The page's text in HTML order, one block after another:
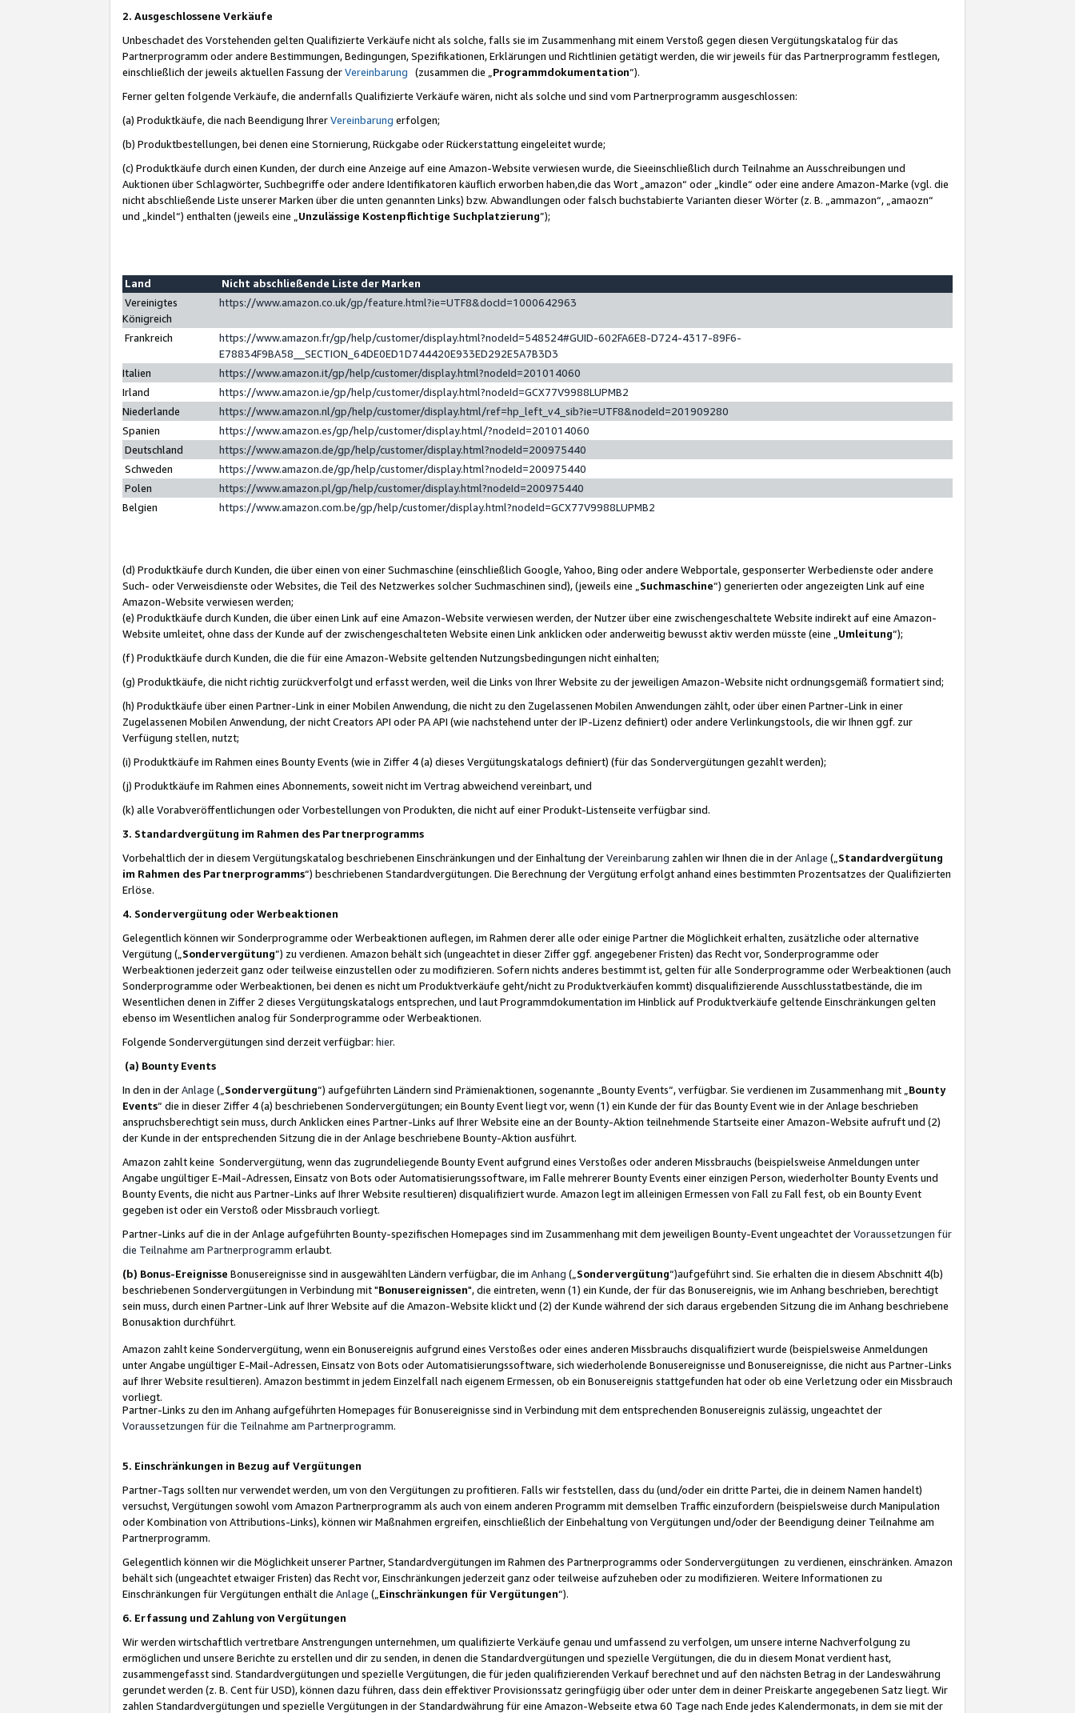
2. Ausgeschlossene Verkäufe
Unbeschadet des Vorstehenden gelten Qualifizierte Verkäufe nicht als solche, falls sie im Zusammenhang mit einem Verstoß gegen diesen Vergütungskatalog für das
Partnerprogramm oder andere Bestimmungen, Bedingungen, Spezifikationen, Erklärungen und Richtlinien getätigt werden, die wir jeweils für das Partnerprogramm festlegen,
einschließlich der jeweils aktuellen Fassung derVereinbarung (zusammen die „ Programmdokumentation“).
Ferner gelten folgende Verkäufe, die andernfalls Qualifizierte Verkäufe wären, nicht als solche und sind vom Partnerprogramm ausgeschlossen:
(a) Produktkäufe, die nach Beendigung IhrerVereinbarung erfolgen;
(b) Produktbestellungen, bei denen eine Stornierung, Rückgabe oder Rückerstattung eingeleitet wurde;
(c) Produktkäufe durch einen Kunden, der durch eine Anzeige auf eine Amazon-Website verwiesen wurde, die Sieeinschließlich durch Teilnahme an Ausschreibungen und
Auktionen über Schlagwörter, Suchbegriffe oder andere Identifikatoren käuflich erworben haben,die das Wort „amazon“ oder „kindle“ oder eine andere Amazon-Marke (vgl. die
nicht abschließende Liste unserer Marken über die unten genannten Links) bzw. Abwandlungen oder falsch buchstabierte Varianten dieser Wörter (z. B. „ammazon“, „amaozn“
und „kindel“) enthalten (jeweils eine „ Unzulässige Kostenpflichtige Suchplatzierung”);
Land
Nicht abschließende Liste der Marken
Vereinigtes
Königreich
https://www.amazon.co.uk/gp/feature.html?ie=UTF8&docId=1000642963
Frankreich
https://www.amazon.fr/gp/help/customer/display.html?nodeId=548524#GUID-602FA6E8-D724-4317-89F6-
E78834F9BA58__SECTION_64DE0ED1D744420E933ED292E5A7B3D3
Italien
https://www.amazon.it/gp/help/customer/display.html?nodeId=201014060
Irland
https://www.amazon.ie/gp/help/customer/display.html?nodeId=GCX77V9988LUPMB2
Niederlande
https://www.amazon.nl/gp/help/customer/display.html/ref=hp_left_v4_sib?ie=UTF8&nodeId=201909280
Spanien
https://www.amazon.es/gp/help/customer/display.html/?nodeId=201014060
Deutschland
https://www.amazon.de/gp/help/customer/display.html?nodeId=200975440
Schweden
https://www.amazon.de/gp/help/customer/display.html?nodeId=200975440
Polen
https://www.amazon.pl/gp/help/customer/display.html?nodeId=200975440
Belgien
https://www.amazon.com.be/gp/help/customer/display.html?nodeId=GCX77V9988LUPMB2
(d) Produktkäufe durch Kunden, die über einen von einer Suchmaschine (einschließlich Google, Yahoo, Bing oder andere Webportale, gesponserter Werbedienste oder andere
Such- oder Verweisdienste oder Websites, die Teil des Netzwerkes solcher Suchmaschinen sind), (jeweils eine „ Suchmaschine“) generierten oder angezeigten Link auf eine
Amazon-Website verwiesen werden;
(e) Produktkäufe durch Kunden, die über einen Link auf eine Amazon-Website verwiesen werden, der Nutzer über eine zwischengeschaltete Website indirekt auf eine Amazon-
Website umleitet, ohne dass der Kunde auf der zwischengeschalteten Website einen Link anklicken oder anderweitig bewusst aktiv werden müsste (eine „ Umleitung“);
(f) Produktkäufe durch Kunden, die die für eine Amazon-Website geltenden Nutzungsbedingungen nicht einhalten;
(g) Produktkäufe, die nicht richtig zurückverfolgt und erfasst werden, weil die Links von Ihrer Website zu der jeweiligen Amazon-Website nicht ordnungsgemäß formatiert sind;
(h) Produktkäufe über einen Partner-Link in einer Mobilen Anwendung, die nicht zu den Zugelassenen Mobilen Anwendungen zählt, oder über einen Partner-Link in einer
Zugelassenen Mobilen Anwendung, der nicht Creators API oder PA API (wie nachstehend unter der IP-Lizenz definiert) oder andere Verlinkungstools, die wir Ihnen ggf. zur
Verfügung stellen, nutzt;
(i) Produktkäufe im Rahmen eines Bounty Events (wie in Ziffer 4 (a) dieses Vergütungskatalogs definiert) (für das Sondervergütungen gezahlt werden);
(j) Produktkäufe im Rahmen eines Abonnements, soweit nicht im Vertrag abweichend vereinbart, und
(k) alle Vorabveröffentlichungen oder Vorbestellungen von Produkten, die nicht auf einer Produkt-Listenseite verfügbar sind.
3. Standardvergütung im Rahmen des Partnerprogramms
Vorbehaltlich der in diesem Vergütungskatalog beschriebenen Einschränkungen und der Einhaltung derVereinbarung zahlen wir Ihnen die in derAnlage („ Standardvergütung
im Rahmen des Partnerprogramms“) beschriebenen Standardvergütungen. Die Berechnung der Vergütung erfolgt anhand eines bestimmten Prozentsatzes der Qualifizierten
Erlöse.
4. Sondervergütung oder Werbeaktionen
Gelegentlich können wir Sonderprogramme oder Werbeaktionen auflegen, im Rahmen derer alle oder einige Partner die Möglichkeit erhalten, zusätzliche oder alternative
Vergütung („ Sondervergütung”) zu verdienen. Amazon behält sich (ungeachtet in dieser Ziffer ggf. angegebener Fristen) das Recht vor, Sonderprogramme oder
Werbeaktionen jederzeit ganz oder teilweise einzustellen oder zu modifizieren. Sofern nichts anderes bestimmt ist, gelten für alle Sonderprogramme oder Werbeaktionen (auch
Sonderprogramme oder Werbeaktionen, bei denen es nicht um Produktverkäufe geht/nicht zu Produktverkäufen kommt) disqualifizierende Ausschlusstatbestände, die im
Wesentlichen denen in Ziffer 2 dieses Vergütungskatalogs entsprechen, und laut Programmdokumentation im Hinblick auf Produktverkäufe geltende Einschränkungen gelten
ebenso im Wesentlichen analog für Sonderprogramme oder Werbeaktionen.
Folgende Sondervergütungen sind derzeit verfügbar: hier.
(a) Bounty Events
In den in derAnlage („ Sondervergütung“) aufgeführten Ländern sind Prämienaktionen, sogenannte „Bounty Events“, verfügbar. Sie verdienen im Zusammenhang mit „ Bounty
Events“ die in dieser Ziffer 4 (a) beschriebenen Sondervergütungen; ein Bounty Event liegt vor, wenn (1) ein Kunde der für das Bounty Event wie in der Anlage beschrieben
anspruchsberechtigt sein muss, durch Anklicken eines Partner-Links auf Ihrer Website eine an der Bounty-Aktion teilnehmende Startseite einer Amazon-Website aufruft und (2)
der Kunde in der entsprechenden Sitzung die in der Anlage beschriebene Bounty-Aktion ausführt.
Amazon zahlt keine Sondervergütung, wenn das zugrundeliegende Bounty Event aufgrund eines Verstoßes oder anderen Missbrauchs (beispielsweise Anmeldungen unter
Angabe ungültiger E-Mail-Adressen, Einsatz von Bots oder Automatisierungssoftware, im Falle mehrerer Bounty Events einer einzigen Person, wiederholter Bounty Events und
Bounty Events, die nicht aus Partner-Links auf Ihrer Website resultieren) disqualifiziert wurde. Amazon legt im alleinigen Ermessen von Fall zu Fall fest, ob ein Bounty Event
gegeben ist oder ein Verstoß oder Missbrauch vorliegt.
Partner-Links auf die in der Anlage aufgeführten Bounty-spezifischen Homepages sind im Zusammenhang mit dem jeweiligen Bounty-Event ungeachtet derVoraussetzungen für
die Teilnahme am Partnerprogramm erlaubt.
(b) Bonus-Ereignisse Bonusereignisse sind in ausgewählten Ländern verfügbar, die im Anhang („ Sondervergütung“)aufgeführt sind. Sie erhalten die in diesem Abschnitt 4(b)
beschriebenen Sondervergütungen in Verbindung mit "Bonusereignissen", die eintreten, wenn (1) ein Kunde, der für das Bonusereignis, wie im Anhang beschrieben, berechtigt
sein muss, durch einen Partner-Link auf Ihrer Website auf die Amazon-Website klickt und (2) der Kunde während der sich daraus ergebenden Sitzung die im Anhang beschriebene
Bonusaktion durchführt.
Amazon zahlt keine Sondervergütung, wenn ein Bonusereignis aufgrund eines Verstoßes oder eines anderen Missbrauchs disqualifiziert wurde (beispielsweise Anmeldungen
unter Angabe ungültiger E-Mail-Adressen, Einsatz von Bots oder Automatisierungssoftware, sich wiederholende Bonusereignisse und Bonusereignisse, die nicht aus Partner-Links
auf Ihrer Website resultieren). Amazon bestimmt in jedem Einzelfall nach eigenem Ermessen, ob ein Bonusereignis stattgefunden hat oder ob eine Verletzung oder ein Missbrauch
vorliegt.
Partner-Links zu den im Anhang aufgeführten Homepages für Bonusereignisse sind in Verbindung mit dem entsprechenden Bonusereignis zulässig, ungeachtet der
Voraussetzungen für die Teilnahme am Partnerprogramm.
5. Einschränkungen in Bezug auf Vergütungen
Partner-Tags sollten nur verwendet werden, um von den Vergütungen zu profitieren. Falls wir feststellen, dass du (und/oder ein dritte Partei, die in deinem Namen handelt)
versuchst, Vergütungen sowohl vom Amazon Partnerprogramm als auch von einem anderen Programm mit demselben Traffic einzufordern (beispielsweise durch Manipulation
oder Kombination von Attributions-Links), können wir Maßnahmen ergreifen, einschließlich der Einbehaltung von Vergütungen und/oder der Beendigung deiner Teilnahme am
Partnerprogramm.
Gelegentlich können wir die Möglichkeit unserer Partner, Standardvergütungen im Rahmen des Partnerprogramms oder Sondervergütungen zu verdienen, einschränken. Amazon
behält sich (ungeachtet etwaiger Fristen) das Recht vor, Einschränkungen jederzeit ganz oder teilweise aufzuheben oder zu modifizieren. Weitere Informationen zu
Einschränkungen für Vergütungen enthält die Anlage („ Einschränkungen für Vergütungen“).
6. Erfassung und Zahlung von Vergütungen
Wir werden wirtschaftlich vertretbare Anstrengungen unternehmen, um qualifizierte Verkäufe genau und umfassend zu verfolgen, um unsere interne Nachverfolgung zu
ermöglichen und unsere Berichte zu erstellen und dir zu senden, in denen die Standardvergütungen und spezielle Vergütungen, die du in diesem Monat verdient hast,
zusammengefasst sind. Standardvergütungen und spezielle Vergütungen, die für jeden qualifizierenden Verkauf berechnet und auf den nächsten Betrag in der Landeswährung
gerundet werden (z. B. Cent für USD), können dazu führen, dass dein effektiver Provisionssatz geringfügig über oder unter dem in deiner Preiskarte angegebenen Satz liegt. Wir
zahlen Standardvergütungen und spezielle Vergütungen in der Standardwährung für eine Amazon-Webseite etwa 60 Tage nach Ende jedes Kalendermonats, in dem sie mit der